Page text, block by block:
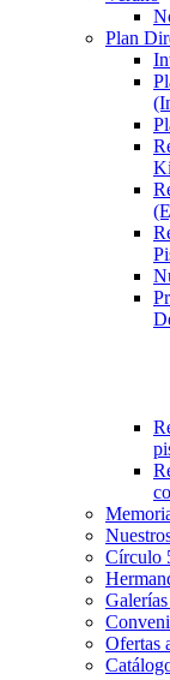
Plan
Círculo
Ofertas